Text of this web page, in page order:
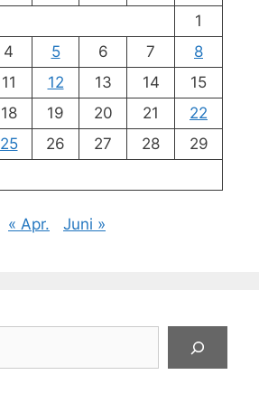
1
4 5 6 7
8
11 12 13 14
15
18 19 20 21
22
25 26 27 28
29
« Apr. Juni »